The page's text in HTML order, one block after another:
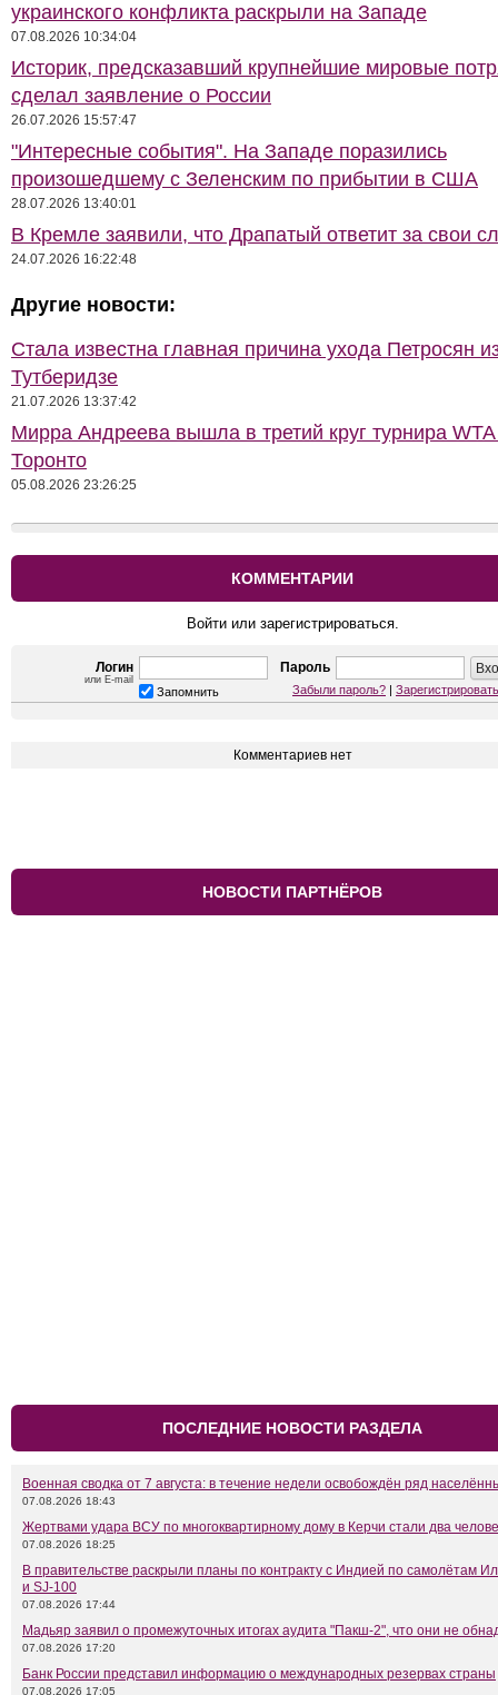
украинского конфликта раскрыли на Западе
07.08.2026 10:34:04
Историк, предсказавший крупнейшие мировые
сделал заявление о России
26.07.2026 15:57:47
"Интересные события". На Западе поразились
произошедшему с Зеленским по прибытии в США
28.07.2026 13:40:01
В Кремле заявили, что Драпатый ответит за свои
24.07.2026 16:22:48
Другие новости:
Стала известна главная причина ухода Петросян
Тутберидзе
21.07.2026 13:37:42
Мирра Андреева вышла в третий круг турнира
Торонто
05.08.2026 23:26:25
КОММЕНТАРИИ
Войти или зарегистрироваться.
Логин
или E-mail
Пароль
Запомнить Забыли пароль? |
Комментариев нет
НОВОСТИ ПАРТНЁРОВ
ПОСЛЕДНИЕ НОВОСТИ РАЗДЕЛА
Военная сводка от 7 августа: в течение недели освобождён ряд
07.08.2026 18:43
Жертвами удара ВСУ по многоквартирному дому в Керчи стали два
07.08.2026 18:25
В правительстве раскрыли планы по контракту с Индией по самолётам
и SJ-100
07.08.2026 17:44
Мадьяр заявил о промежуточных итогах аудита "Пакш-2", что они не
07.08.2026 17:20
Банк России представил информацию о международных резервах страны
07.08.2026 17:05